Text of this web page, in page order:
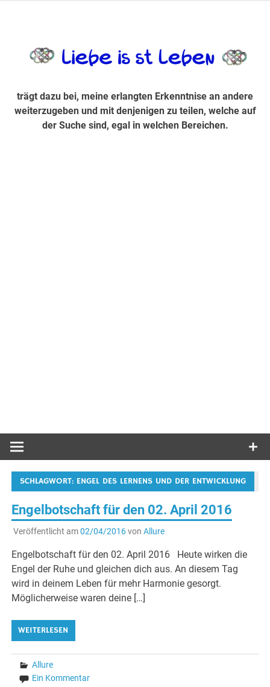
Suche sind, egal in welchen Bereichen.
trägt dazu bei, meine erlangten Erkenntnise an andere
weiterzugeben und mit denjenigen zu teilen, welche auf
der Suche sind, egal in welchen Bereichen.
SCHLAGWORT: ENGEL DES LERNENS UND DER ENTWICKLUNG
Engelbotschaft für den 02. April 2016
Veröffentlicht am02/04/2016von Allure
Engelbotschaft für den 02. April 2016 Heute wirken die
Engel der Ruhe und gleichen dich aus. An diesem Tag
wird in deinem Leben für mehr Harmonie gesorgt.
Möglicherweise waren deine […]
WEITERLESEN
Allure
Ein Kommentar